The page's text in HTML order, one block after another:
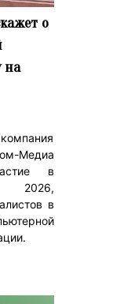
о
на
Медиа
в
2026,
в